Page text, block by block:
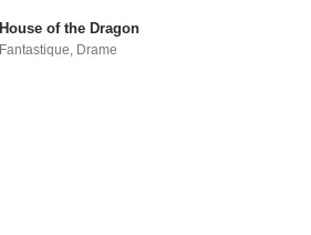
House of the Dragon
Fantastique, Drame